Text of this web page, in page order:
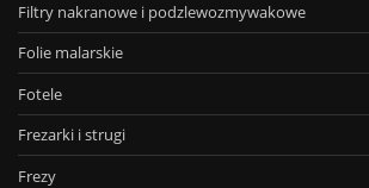
Filtry nakranowe i podzlewozmywakowe
Folie malarskie
Fotele
Frezarki i strugi
Frezy